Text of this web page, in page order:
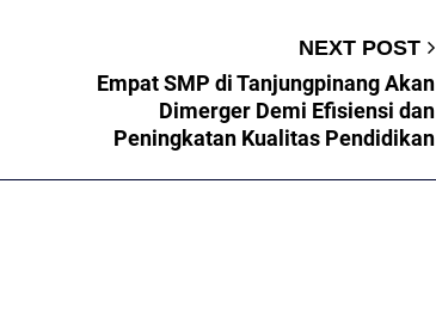
NEXT POST
Empat SMP di Tanjungpinang Akan
Dimerger Demi Efisiensi dan
Peningkatan Kualitas Pendidikan